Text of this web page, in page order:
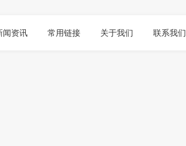
闻资讯 常用链接 关于我们 联系我们